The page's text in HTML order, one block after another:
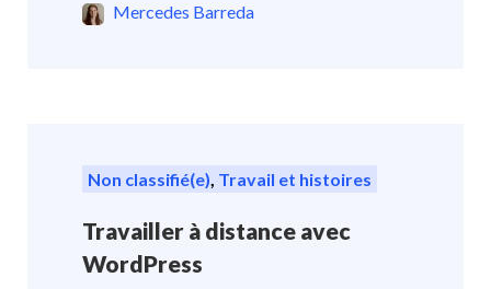
Mercedes Barreda
Non classifié(e), Travail et histoires
Travailler à distance avec
WordPress